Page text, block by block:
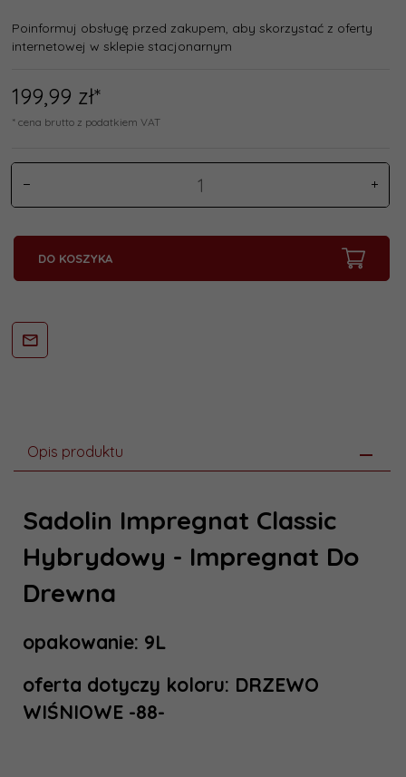
Poinformuj obsługę przed zakupem, aby skorzystać z oferty
internetowej w sklepie stacjonarnym
199,99 zł*
* cena brutto z podatkiem VAT
DO KOSZYKA
Opis produktu
Sadolin Impregnat Classic
Hybrydowy - Impregnat Do
Drewna
opakowanie: 9L
oferta dotyczy koloru: DRZEWO
WIŚNIOWE -88-